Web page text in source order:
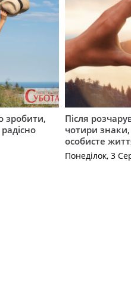
зробити,
Після
чотири
особисте
Понеділок, 3